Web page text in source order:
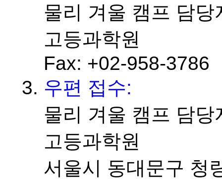
물리 겨울 캠프 담당
고등과학원
Fax: +02-958-3786
우편 접수:
물리 겨울 캠프 담당
고등과학원
서울시 동대문구 청